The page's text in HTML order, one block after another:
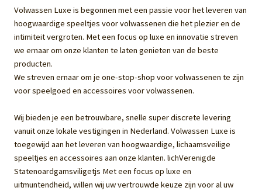
Volwassen Luxe is begonnen met een passie voor het leveren van
hoogwaardige speeltjes voor volwassenen die het plezier en de
intimiteit vergroten. Met een focus op luxe en innovatie streven
we ernaar om onze klanten te laten genieten van de beste
producten.
We streven ernaar om je one-stop-shop voor volwassenen te zijn
voor speelgoed en accessoires voor volwassenen.
Wij bieden je een betrouwbare, snelle super discrete levering
vanuit onze lokale vestigingen in Nederland. Volwassen Luxe is
toegewijd aan het leveren van hoogwaardige, lichaamsveilige
speeltjes en accessoires aan onze klanten. lichVerenigde
Statenoardgamsviligetjs Met een focus op luxe en
uitmuntendheid, willen wij uw vertrouwde keuze zijn voor al uw